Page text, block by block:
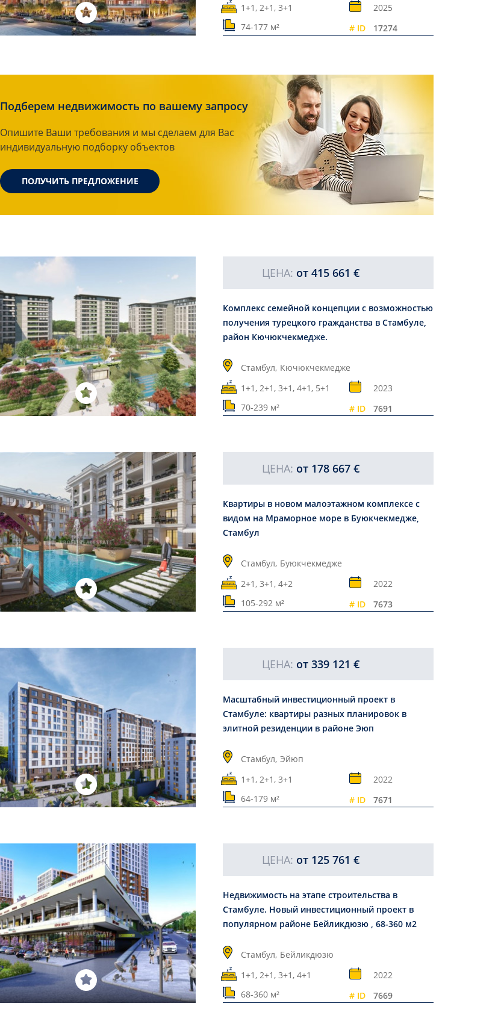
1+1, 2+1, 3+1
2025
74-177 м²
# ID 17274
Подберем недвижимость по вашему запросу
Опишите Ваши требования и мы сделаем для Вас
индивидуальную подборку объектов
ПОЛУЧИТЬ ПРЕДЛОЖЕНИЕ
ЦЕНА: от 415 661 €
Комплекс семейной концепции с возможностью
получения турецкого гражданства в Стамбуле,
район Кючюкчекмедже.
Стамбул, Кючюкчекмедже
1+1, 2+1, 3+1, 4+1, 5+1
2023
70-239 м²
# ID 7691
ЦЕНА: от 178 667 €
Квартиры в новом малоэтажном комплексе с
видом на Мраморное море в Буюкчекмедже,
Стамбул
Стамбул, Буюкчекмедже
2+1, 3+1, 4+2
2022
105-292 м²
# ID 7673
ЦЕНА: от 339 121 €
Масштабный инвестиционный проект в
Стамбуле: квартиры разных планировок в
элитной резиденции в районе Эюп
Стамбул, Эйюп
1+1, 2+1, 3+1
2022
64-179 м²
# ID 7671
ЦЕНА: от 125 761 €
Недвижимость на этапе строительства в
Стамбуле. Новый инвестиционный проект в
популярном районе Бейликдюзю , 68-360 м2
Стамбул, Бейликдюзю
1+1, 2+1, 3+1, 4+1
2022
68-360 м²
# ID 7669